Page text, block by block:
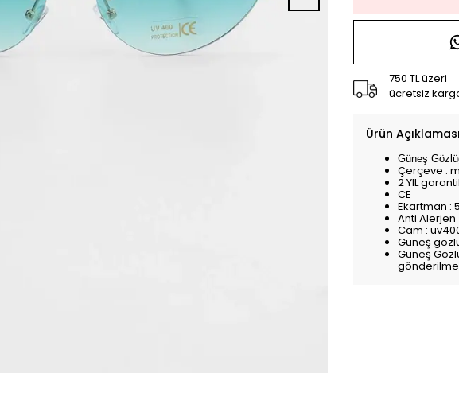
750 TL üzeri
ücretsiz
Ürün Açıklaması
Güneş
Çerçeve :
2 YIL
CE
Ekartman :
Anti Alerjen
Cam :
Güneş
Güneş